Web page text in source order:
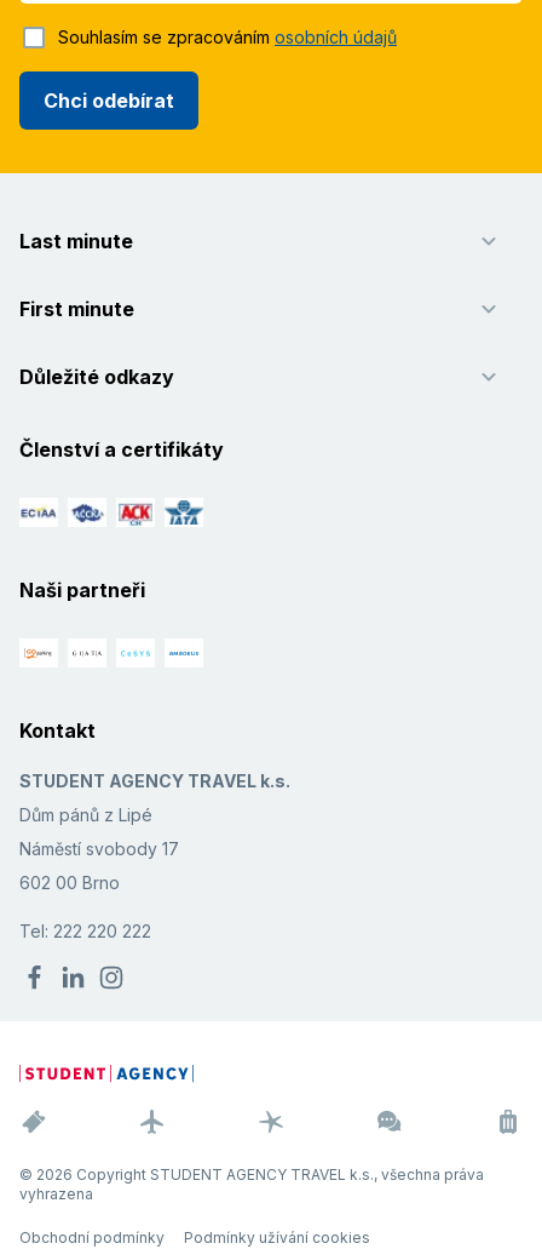
Chci odebírat
Souhlasím se zpracováním osobních údajů
Last minute
First minute
Důležité odkazy
Členství a certifikáty
Naši partneři
Kontakt
STUDENT AGENCY TRAVEL k.s.
Dům pánů z Lipé
Náměstí svobody 17
602 00 Brno
Tel: 222 220 222
© 2026 Copyright STUDENT AGENCY TRAVEL k.s., všechna práva
vyhrazena
Obchodní podmínky Podmínky užívání cookies